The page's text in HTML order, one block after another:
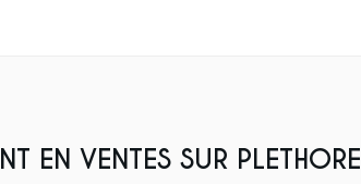
EN VENTES SUR PLETHORE